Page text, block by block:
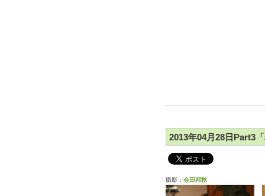
2013年04月28日Part3
撮影： 会田邦秋